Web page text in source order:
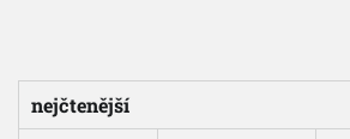
nejčtenější